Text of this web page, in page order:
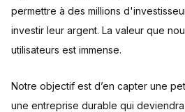
permettre à des millions
investir leur argent. La valeur que
utilisateurs est immense.
Notre objectif est d’en capter une
une entreprise durable qui